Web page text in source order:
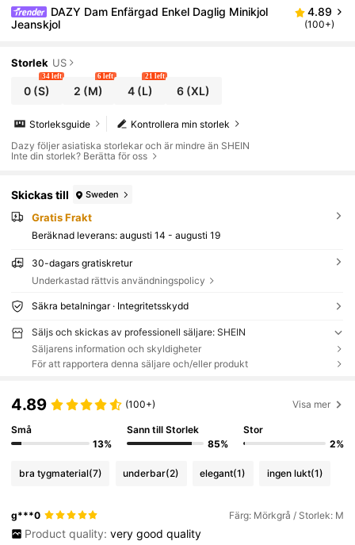
DAZY Dam Enfärgad Enkel Daglig Minikjol
Jeanskjol
4.89
(100+)
Storlek US
0 (S)
34 left
2 (M)
6 left
4(L)
21 left
6 (XL)
Kontrollera min storlek
Storleksguide
Dazy följer asiatiska storlekar och är mindre än SHEIN
Inte din storlek? Berätta för oss
Skickas till Sweden
Gratis Frakt
Beräknad leverans: augusti 14 - augusti 19
30-dagars gratiskretur
Underkastad rättvis användningspolicy
Säkra betalningar · Integritetsskydd
Säljs och skickas av professionell säljare: SHEIN
Säljarens information och skyldigheter
För att rapportera denna säljare och/eller produkt
4.89 (100+) Visa mer
Små
13%
Sann till Storlek
85%
Stor
2%
bra tygmaterial(7) underbar(2) elegant(1) ingen lukt(1)
g***0 Färg: Mörkgrå / Storlek: M
Product quality: very good quality